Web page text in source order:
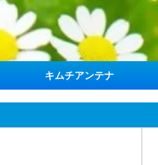
キムチアンテナ